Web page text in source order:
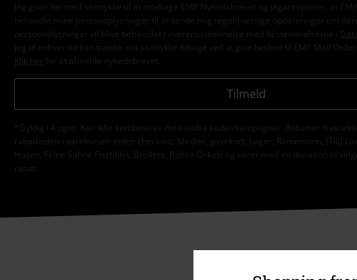
Jeg giver hermed samtykke til at modtage EMP Nyhedsbrevet og jegaccepterer, at
behandle mine personoplysninger til at sende mig regelmæssige opdateringer om
personoplysninger vil blive behandlet i overensstemmelse med bestemmelserne i
jeg til enhver tid kan trække mit samtykke tilbage ved at give besked til EMP Mail Order
Klik her
for at afmelde nyhedsbrevet.
Tilmeld
*Gyldig i 4 uger. Kan ikke kombineres med andre koder/kampagner. Rabatten
rabatkoden i varekurven inden checkout. Medier, gavekort, bøger, Rammstein, (Till)
Hosen, Feine Sahne Fischfilet, Broilers, Böhse Onkelz og varer med en donation til
rabat.